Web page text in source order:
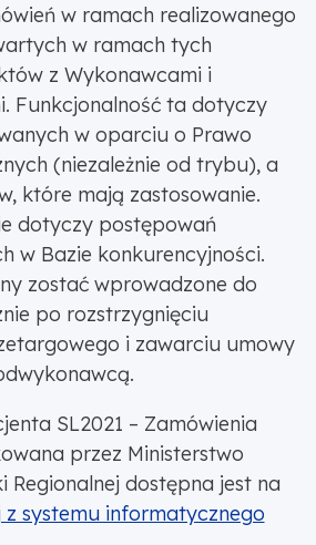
w ramach realizowanego
w ramach tych
z Wykonawcami i
Funkcjonalność ta dotyczy
w oparciu o Prawo
(niezależnie od trybu), a
które mają zastosowanie.
dotyczy postępowań
w Bazie konkurencyjności.
zostać wprowadzone do
po rozstrzygnięciu
i zawarciu umowy
SL2021 – Zamówienia
przez Ministerstwo
Regionalnej dostępna jest na
z systemu informatycznego